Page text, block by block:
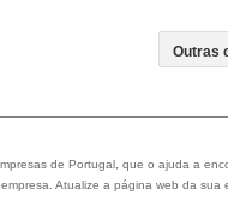
de Portugal, que o ajuda a
Atualize a página web da sua